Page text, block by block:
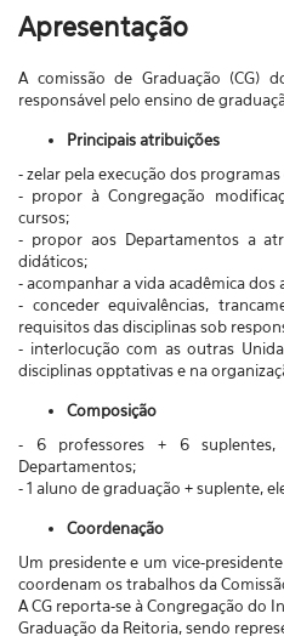
Apresentação
A comissão de Graduação (CG)
responsável pelo ensino de
Principais atribuições
- zelar pela execução dos
- propor à Congregação
cursos;
- propor aos Departamentos a
didáticos;
- acompanhar a vida acadêmica dos
- conceder equivalências,
requisitos das disciplinas sob
- interlocução com as outras
disciplinas opptativas e na
Composição
- 6 professores + 6 suplentes,
Departamentos;
- 1 aluno de graduação + suplente,
Coordenação
Um presidente e um vice-
coordenam os trabalhos da
A CG reporta-se à Congregação do
Graduação da Reitoria, sendo